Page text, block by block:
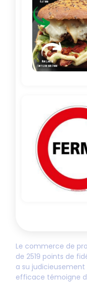
Le commerce de
de 2519 points de
a su
efficace témoigne